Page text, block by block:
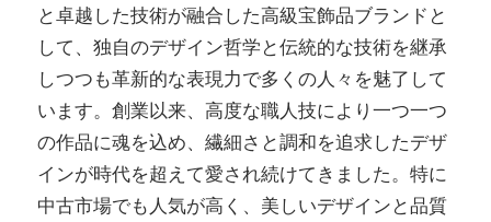
と卓越した技術が融合した高級宝飾品ブランドと
して、独自のデザイン哲学と伝統的な技術を継承
しつつも革新的な表現力で多くの人々を魅了して
います。創業以来、高度な職人技により一つ一つ
の作品に魂を込め、繊細さと調和を追求したデザ
インが時代を超えて愛され続けてきました。特に
中古市場でも人気が高く、美しいデザインと品質